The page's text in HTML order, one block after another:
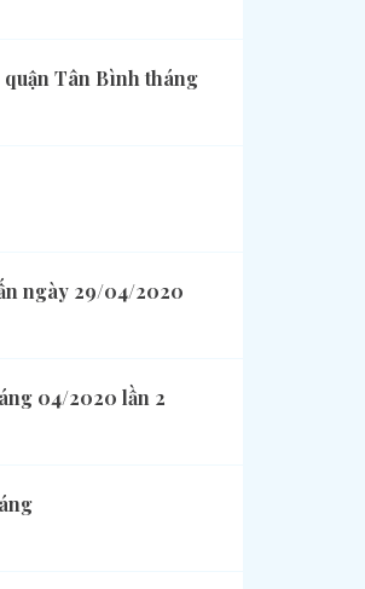
Tân Bình tháng
ngày 29/04/2020
04/2020 lần 2